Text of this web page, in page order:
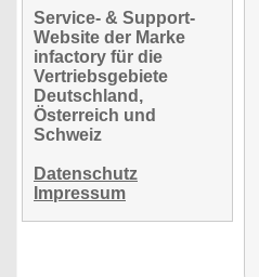
Service- & Support-
Website der Marke
infactory für die
Vertriebsgebiete
Deutschland,
Österreich und
Schweiz
Datenschutz
Impressum